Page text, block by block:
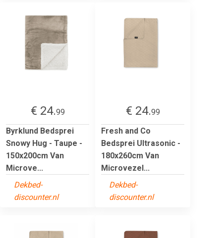
€ 24.99
Byrklund Bedsprei
Snowy Hug - Taupe -
150x200cm Van
Microve...
Dekbed-
discounter.nl
€ 24.99
Fresh and Co
Bedsprei Ultrasonic -
180x260cm Van
Microvezel...
Dekbed-
discounter.nl